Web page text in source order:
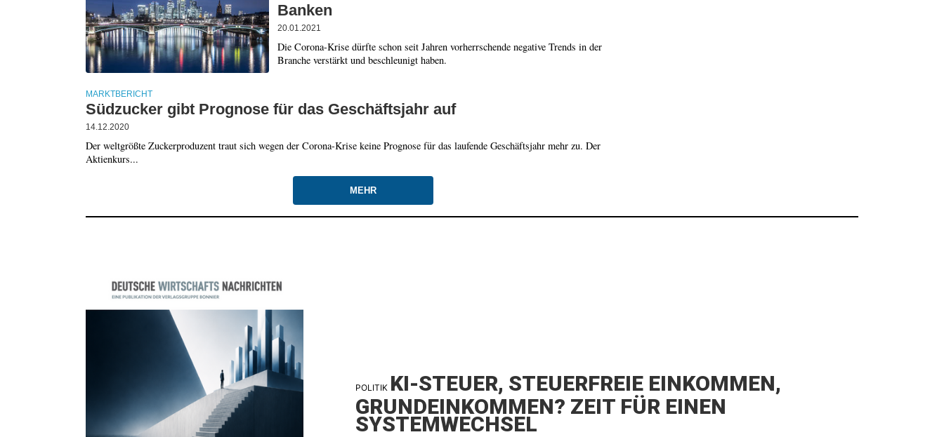
Banken
20.01.2021
Die Corona-Krise dürfte schon seit Jahren vorherrschende negative Trends in der
Branche verstärkt und beschleunigt haben.
MARKTBERICHT
Südzucker gibt Prognose für das Geschäftsjahr auf
14.12.2020
Der weltgrößte Zuckerproduzent traut sich wegen der Corona-Krise keine Prognose für das laufende Geschäftsjahr mehr zu. Der
Aktienkurs...
MEHR
POLITIK KI-STEUER, STEUERFREIE EINKOMMEN,
GRUNDEINKOMMEN? ZEIT FÜR EINEN
SYSTEMWECHSEL